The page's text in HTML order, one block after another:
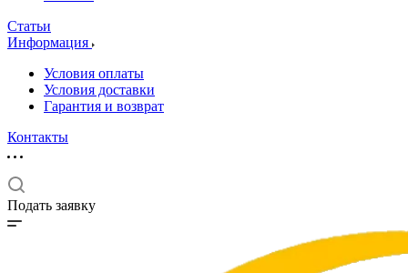
Статьи
Информация
Условия оплаты
Условия доставки
Гарантия и возврат
Контакты
Подать заявку